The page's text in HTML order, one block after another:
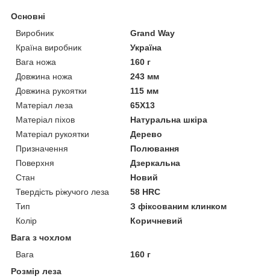
Основні
Виробник
Grand Way
Країна виробник
Україна
Вага ножа
160 г
Довжина ножа
243 мм
Довжина рукоятки
115 мм
Матеріал леза
65X13
Матеріал піхов
Натуральна шкіра
Матеріал рукоятки
Дерево
Призначення
Полювання
Поверхня
Дзеркальна
Стан
Новий
Твердість ріжучого леза
58 HRC
Тип
З фіксованим клинком
Колір
Коричневий
Вага з чохлом
Вага
160 г
Розмір леза